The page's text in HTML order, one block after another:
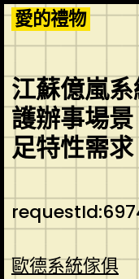
Skip
to
content
愛的禮物
江蘇億嵐
護辦事場
足特性需求
歐德系統傢俱